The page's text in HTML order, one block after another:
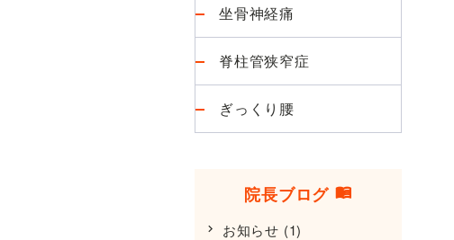
坐骨神経痛
脊柱管狭窄症
ぎっくり腰
院長ブログ
お知らせ (1)